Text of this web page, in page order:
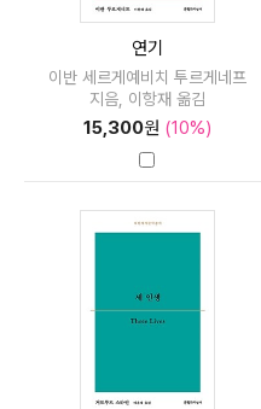
연기
이반 세르게예비치 투르게네프
지음, 이항재 옮김
15,300원 (10%)